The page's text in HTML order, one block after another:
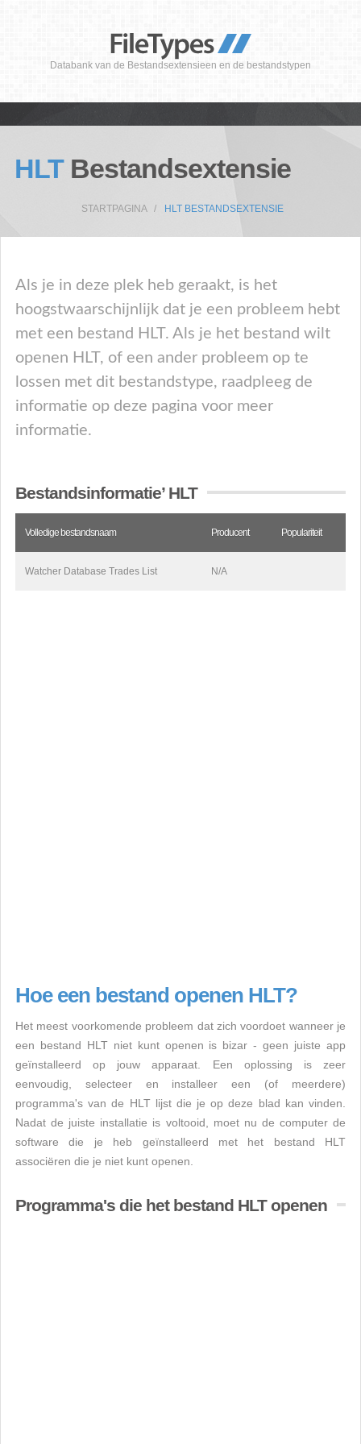
Databank van de Bestandsextensieen en de bestandstypen
HLTBestandsextensie
STARTPAGINA HLT BESTANDSEXTENSIE
Als je in deze plek heb geraakt, is het
hoogstwaarschijnlijk dat je een probleem hebt
met een bestand HLT. Als je het bestand wilt
openen HLT, of een ander probleem op te
lossen met dit bestandstype, raadpleeg de
informatie op deze pagina voor meer
informatie.
Bestandsinformatie’ HLT
Volledige bestandsnaam Producent Populariteit
Watcher Database Trades List N/A
Hoe een bestand openen HLT?
Het meest voorkomende probleem dat zich voordoet wanneer je
een bestand HLT niet kunt openen is bizar - geen juiste app
geïnstalleerd op jouw apparaat. Een oplossing is zeer
eenvoudig, selecteer en installeer een (of meerdere)
programma's van de HLT lijst die je op deze blad kan vinden.
Nadat de juiste installatie is voltooid, moet nu de computer de
software die je heb geïnstalleerd met het bestand HLT
associëren die je niet kunt openen.
Programma's die het bestand HLT openen